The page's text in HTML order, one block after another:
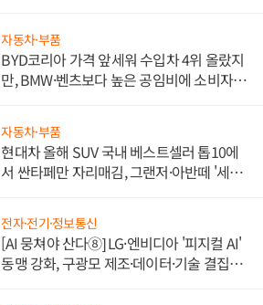
자동차·부품
BYD코리아 가격 앞세워 수입차 4위 올랐지
만, BMW·벤츠보다 높은 공임비에 소비자
자동차·부품
현대차 올해 SUV 국내 베스트셀러 톱10에
서 싼타페만 자리매김, 그랜저·아반떼 '세단
전자·전기·정보통신
[AI 뭉쳐야 산다⑧] LG·엔비디아 '피지컬 AI'
동맹 강화, 구광모 제조·데이터·기술 결집